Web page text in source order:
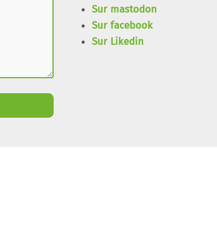
Sur mastodon
Sur facebook
Sur Likedin